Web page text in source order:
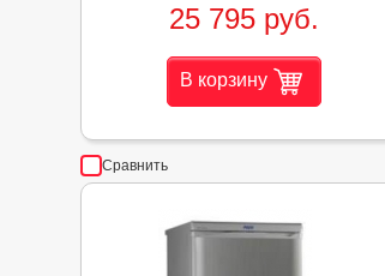
25 795 руб.
В корзину
Сравнить